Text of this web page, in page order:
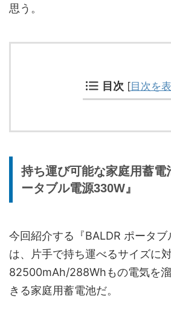
思う。
目次 [目次を
持ち運び可能な家庭用蓄電
ータブル電源330W』
今回紹介する『BALDR ポータブ
は、片手で持ち運べるサイズに対
82500mAh/288Whもの電気を
きる家庭用蓄電池だ。